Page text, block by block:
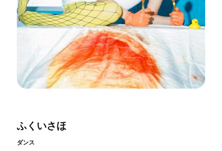
京都芸術センターってどんなところ？
京都芸術センターの歩み
概要・理念・運営体制
連携事業のご案内
チケット情報
お問い合わせ
閲覧支援
サイトポリシー&プライバシーポリシー
ふくいさほ
ダンス